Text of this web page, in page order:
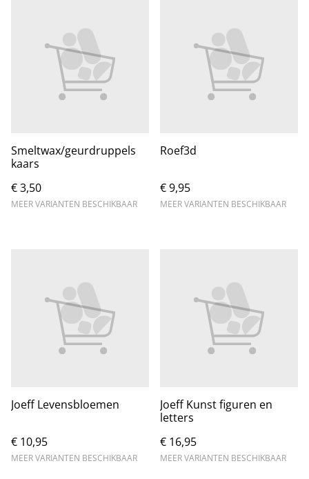
Smeltwax/geurdruppels
kaars
€ 3,50
MEER VARIANTEN BESCHIKBAAR
Roef3d
€ 9,95
MEER VARIANTEN BESCHIKBAAR
Joeff Levensbloemen
€ 10,95
MEER VARIANTEN BESCHIKBAAR
Joeff Kunst figuren en
letters
€ 16,95
MEER VARIANTEN BESCHIKBAAR